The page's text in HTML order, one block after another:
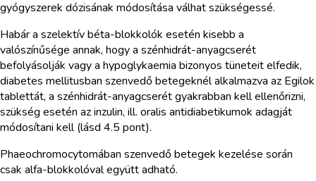
gyógyszerek dózisának módosítása válhat szükségessé.
Habár a szelektív béta-blokkolók esetén kisebb a
valószínűsége annak, hogy a szénhidrát-anyagcserét
befolyásolják vagy a hypoglykaemia bizonyos tüneteit elfedik,
diabetes mellitusban szenvedő betegeknél alkalmazva az Egilok
tablettát, a szénhidrát-anyagcserét gyakrabban kell ellenőrizni,
szükség esetén az inzulin, ill. oralis antidiabetikumok adagját
módosítani kell (lásd 4.5 pont).
Phaeochromocytomában szenvedő betegek kezelése során
csak alfa-blokkolóval együtt adható.